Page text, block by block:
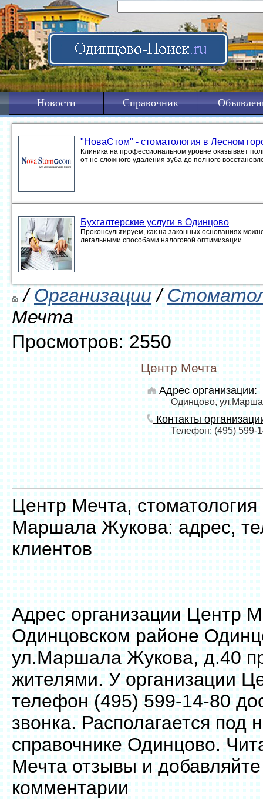
Новости Справочник
"НоваСтом" - стоматология в Лесном
Клиника на профессиональном уровне оказывает
от не сложного удаления зуба до полного
Бухгалтерские услуги в Одинцово
Проконсультируем, как на законных основаниях
легальными способами налоговой оптимизации
/Организации/
Мечта
Просмотров: 2550
Центр Мечта
Адрес организации:
Одинцово,
Контакты
Телефон: (495) 599-
Центр Мечта,
Маршала Жукова: адрес,
клиентов
Адрес организации Центр
Одинцовском районе
ул.Маршала Жукова, д.40
жителями. У организации
телефон (495) 599-14-80
звонка. Располагается под
справочнике Одинцово.
Мечта отзывы и
комментарии